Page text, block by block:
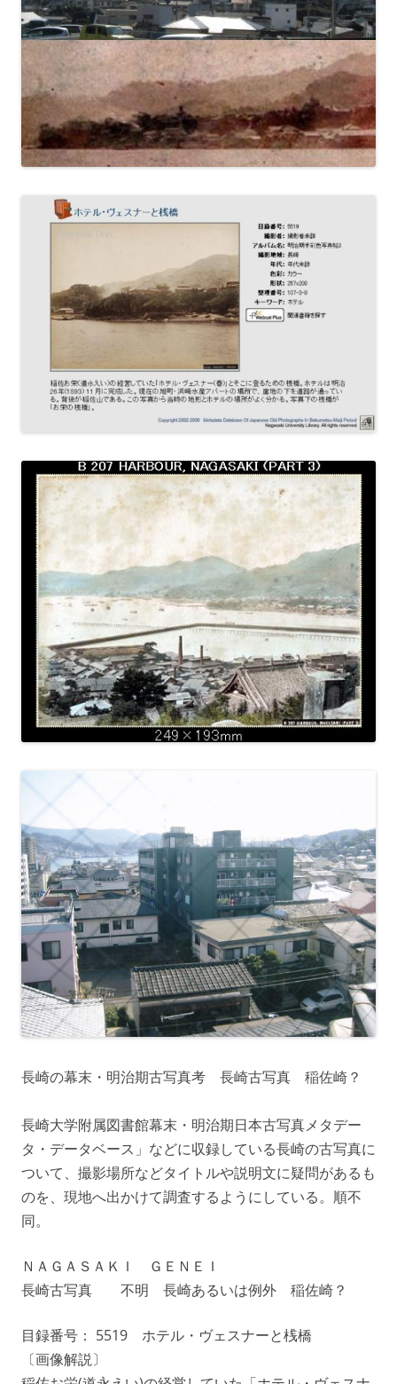
長崎の幕末・明治期古写真考 長崎古写真 稲佐崎？
長崎大学附属図書館幕末・明治期日本古写真メタデー
タ・データベース」などに収録している長崎の古写真に
ついて、撮影場所などタイトルや説明文に疑問があるも
のを、現地へ出かけて調査するようにしている。順不
同。
ＮＡＧＡＳＡＫＩ ＧＥＮＥＩ
長崎古写真 不明 長崎あるいは例外 稲佐崎？
目録番号： 5519 ホテル・ヴェスナーと桟橋
〔画像解説〕